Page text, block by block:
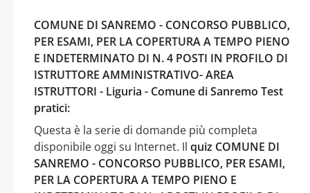
COMUNE DI SANREMO - CONCORSO PUBBLICO,
PER ESAMI, PER LA COPERTURA A TEMPO PIENO
E INDETERMINATO DI N. 4 POSTI IN PROFILO DI
ISTRUTTORE AMMINISTRATIVO- AREA
ISTRUTTORI - Liguria - Comune di Sanremo Test
pratici:
Questa è la serie di domande più completa
disponibile oggi su Internet. Il quiz COMUNE DI
SANREMO - CONCORSO PUBBLICO, PER ESAMI,
PER LA COPERTURA A TEMPO PIENO E